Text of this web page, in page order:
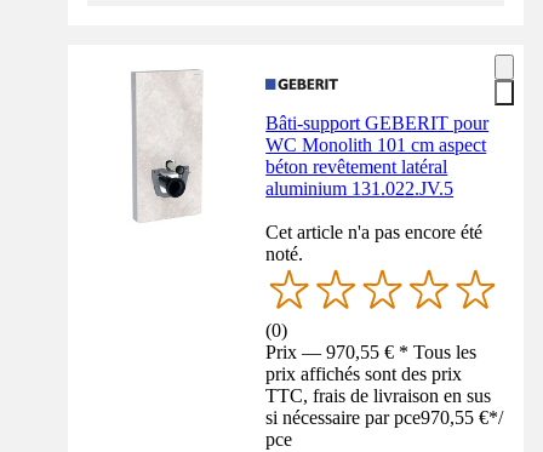
Bâti-support GEBERIT pour
WC Monolith 101 cm aspect
béton revêtement latéral
aluminium 131.022.JV.5
Cet article n'a pas encore été
noté.
(0)
Prix — 970,55 € * Tous les
prix affichés sont des prix
TTC, frais de livraison en sus
si nécessaire par pce970,55 €*/
pce